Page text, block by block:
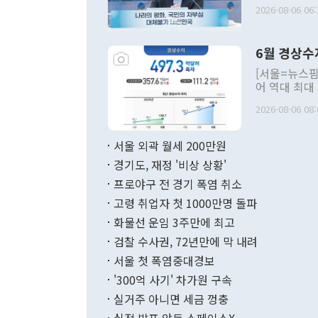
발언 중에는
주의적 희망
관의 대북
관 부처 장
관의 무리한
다. [정동영 통일부 장관이 지난달 23일 오후 서울 종로구 정부서울청사에
무너졌다고
함께 4자 대
2026-08-06
6월 경상
[서울=뉴스
어 역대 최
료=한국은행] 한국은행이 6일 발표한 '2026년 6월 국제수지(잠정)'
며 월간 기
196.9% 급
수출은
2026-08-06
서울 외곽 월세 200만원
경기도, 재정 '비상 상황'
프로야구 전 경기 폭염 취소
고령 취업자 첫 1000만명 돌파
화물선 운임 3주만에 최고
검찰 수사권, 72년만에 막 내려
서울 첫 폭염중대경보
'300억 사기' 차가원 구속
실거주 아니면 세금 껑충